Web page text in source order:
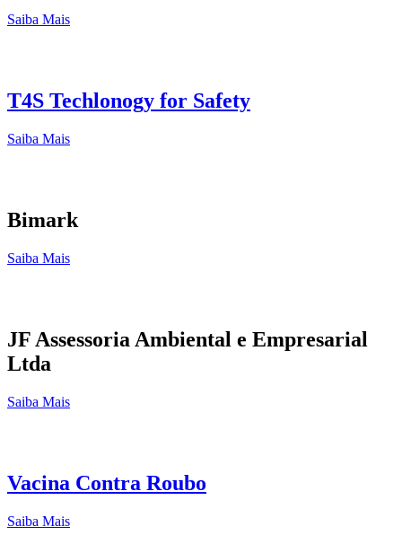
Saiba Mais
T4S Techlonogy for Safety
Saiba Mais
Bimark
Saiba Mais
JF Assessoria Ambiental e Empresarial
Ltda
Saiba Mais
Vacina Contra Roubo
Saiba Mais